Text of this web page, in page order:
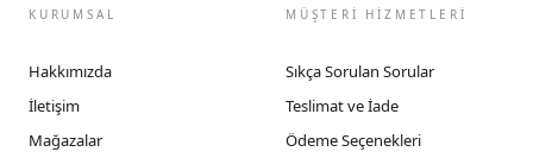
KURUMSAL
Hakkımızda
İletişim
Mağazalar
MÜŞTERİ HİZMETLERİ
Sıkça Sorulan Sorular
Teslimat ve İade
Ödeme Seçenekleri